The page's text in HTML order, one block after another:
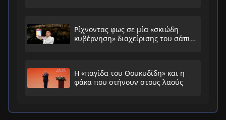
Ρίχνοντας φως σε μία «σκιώδη
κυβέρνηση» διαχείρισης του σάπιου
Η «παγίδα του Θουκυδίδη» και η
φάκα που στήνουν στους λαούς